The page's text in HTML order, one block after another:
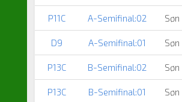
P11C A-Semifinal:02 Søn
D9 A-Semifinal:01 Søn
P13C B-Semifinal:02 Søn
P13C B-Semifinal:01 Søn